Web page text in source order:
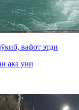
вафот этди
ака уни